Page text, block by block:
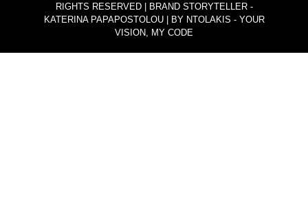
RIGHTS RESERVED | BRAND STORYTELLER -
KATERINA PAPAPOSTOLOU | BY NTOLAKIS - YOUR
VISION, MY CODE